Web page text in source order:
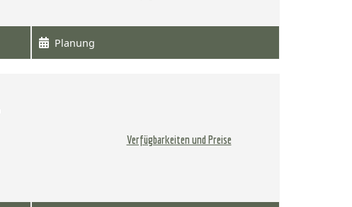
Planung
Verfügbarkeiten und Preise